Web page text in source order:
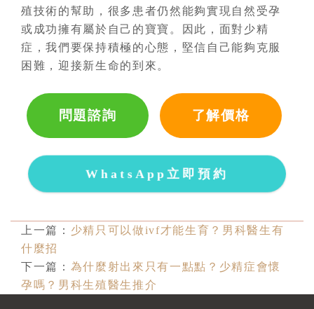
殖技術的幫助，很多患者仍然能夠實現自然受孕
或成功擁有屬於自己的寶寶。因此，面對少精
症，我們要保持積極的心態，堅信自己能夠克服
困難，迎接新生命的到來。
問題諮詢 了解價格
WhatsApp立即預約
上一篇： 少精只可以做ivf才能生育？男科醫生有
什麼招
下一篇： 為什麼射出來只有一點點？少精症會懷
孕嗎？男科生殖醫生推介